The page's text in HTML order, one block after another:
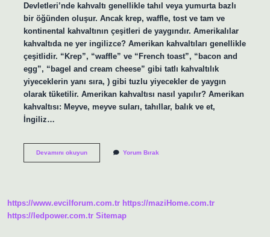
Devletleri’nde kahvaltı genellikle tahıl veya yumurta bazlı
bir öğünden oluşur. Ancak krep, waffle, tost ve tam ve
kontinental kahvaltının çeşitleri de yaygındır. Amerikalılar
kahvaltıda ne yer ingilizce? Amerikan kahvaltıları genellikle
çeşitlidir. “Krep”, “waffle” ve “French toast”, “bacon and
egg”, “bagel and cream cheese” gibi tatlı kahvaltılık
yiyeceklerin yanı sıra, ) gibi tuzlu yiyecekler de yaygın
olarak tüketilir. Amerikan kahvaltısı nasıl yapılır? Amerikan
kahvaltısı: Meyve, meyve suları, tahıllar, balık ve et,
İngiliz…
Devamını okuyunAmerikalılar Yorum Bırak
https://www.evcilforum.com.tr https://maziHome.com.tr
https://ledpower.com.tr Sitemap